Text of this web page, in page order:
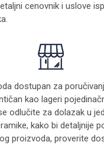
cenovnik i uslove
.
dostupan za
kao lageri
odlučite za dolazak u
kako bi detaljnije
proizvoda, proverite